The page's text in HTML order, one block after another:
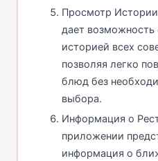
Просмотр
дает возможность
историей всех
позволяя легко
блюд без
выбора.
Информация о
приложении
информация о